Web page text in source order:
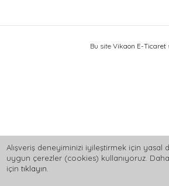
Bu site Vikaon E-Ticaret
Alışveriş deneyiminizi iyileştirmek için yasal
uygun çerezler (cookies) kullanıyoruz.
için tıklayın